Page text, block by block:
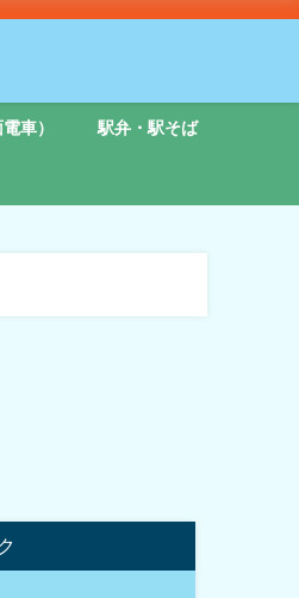
車） 駅弁・駅そば